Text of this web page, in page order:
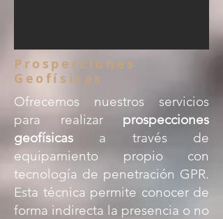
Prospecciones
Geofísicas
Ofrecemos nuestros servicios
para realizar prospecciones
geofísicas a través de
equipamiento propio con
tecnología de penetración GPR.
Esta técnica permite conocer de
forma indirecta la presencia o no